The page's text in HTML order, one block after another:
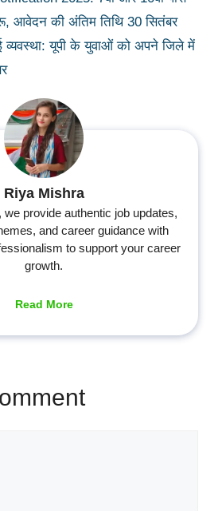
आवेदन की अंतिम तिथि 30 सितंबर
व्यवस्था: यूपी के युवाओं को अपने जिले में
Riya Mishra
provide authentic job updates,
and career guidance with
to support your career
growth.
Read More